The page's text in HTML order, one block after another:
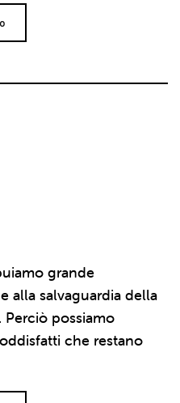
grande
alla salvaguardia della
possiamo
che restano